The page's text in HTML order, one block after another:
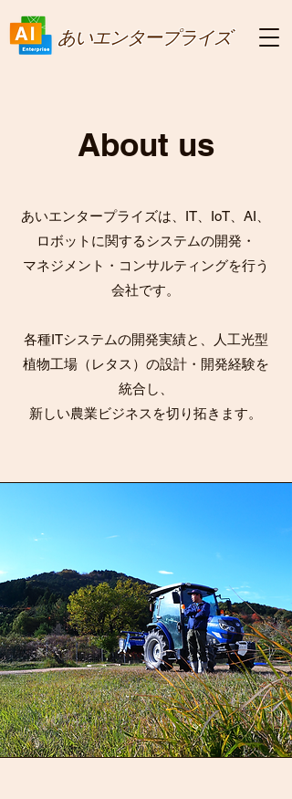
あいエンタープライズ
About us
​あいエンタープライズは、 IT、IoT、AI、
ロボットに関するシステムの開発・
マネジメント・コンサルティングを行う
会社です。
各種ITシステムの開発実績と、人工光型
植物工場（レタス）の設計・開発経験を
統合し、
新しい農業ビジネスを切り拓きます。